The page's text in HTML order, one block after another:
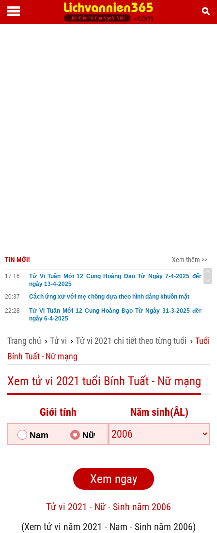
TIN MỚI! Xem thêm >>
17:16
Tử Vi Tuần Mới 12 Cung Hoàng Đạo Từ Ngày 7-4-2025 đến
ngày 13-4-2025
20:37
Cách ứng xử với mẹ chồng dựa theo hình dáng khuôn mặt
22:28
Tử Vi Tuần Mới 12 Cung Hoàng Đạo Từ Ngày 31-3-2025 đến
ngày 6-4-2025
Trang chủ › Tử vi › Tử vi 2021 chi tiết theo từng tuổi › Tuổi
Bính Tuất - Nữ mạng
Xem tử vi 2021 tuổi Bính Tuất - Nữ mạng
Giới tính
Nam Nữ
Năm sinh(ÂL)
Tử vi 2021 - Nữ - Sinh năm 2006
(Xem tử vi năm 2021 - Nam - Sinh năm 2006)